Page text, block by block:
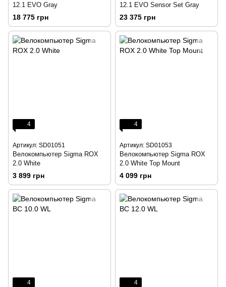
12.1 EVO Gray
18 775 грн
12.1 EVO Sensor Set Gray
23 375 грн
4
Артикул: SD01051
Велокомпьютер Sigma ROX
2.0 White
3 899 грн
4
Артикул: SD01053
Велокомпьютер Sigma ROX
2.0 White Top Mount
4 099 грн
4 4